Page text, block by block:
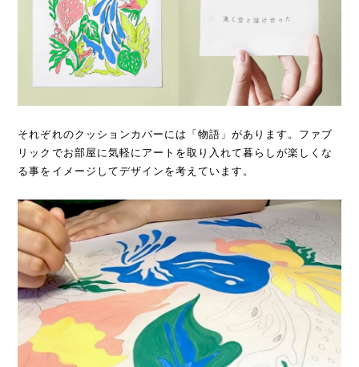
それぞれのクッションカバーには「物語」があります。ファブ
リックでお部屋に気軽にアートを取り入れて暮らしが楽しくな
る事をイメージしてデザインを考えています。